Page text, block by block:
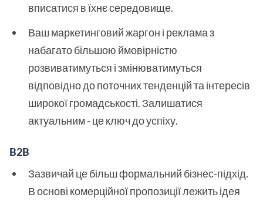
вписатися в їхнє середовище.
Ваш маркетинговий жаргон і реклама з
набагато більшою ймовірністю
розвиватимуться і змінюватимуться
відповідно до поточних тенденцій та інтересів
широкої громадськості. Залишатися
актуальним - це ключ до успіху.
B2B
Зазвичай це більш формальний бізнес-підхід.
В основі комерційної пропозиції лежить ідея